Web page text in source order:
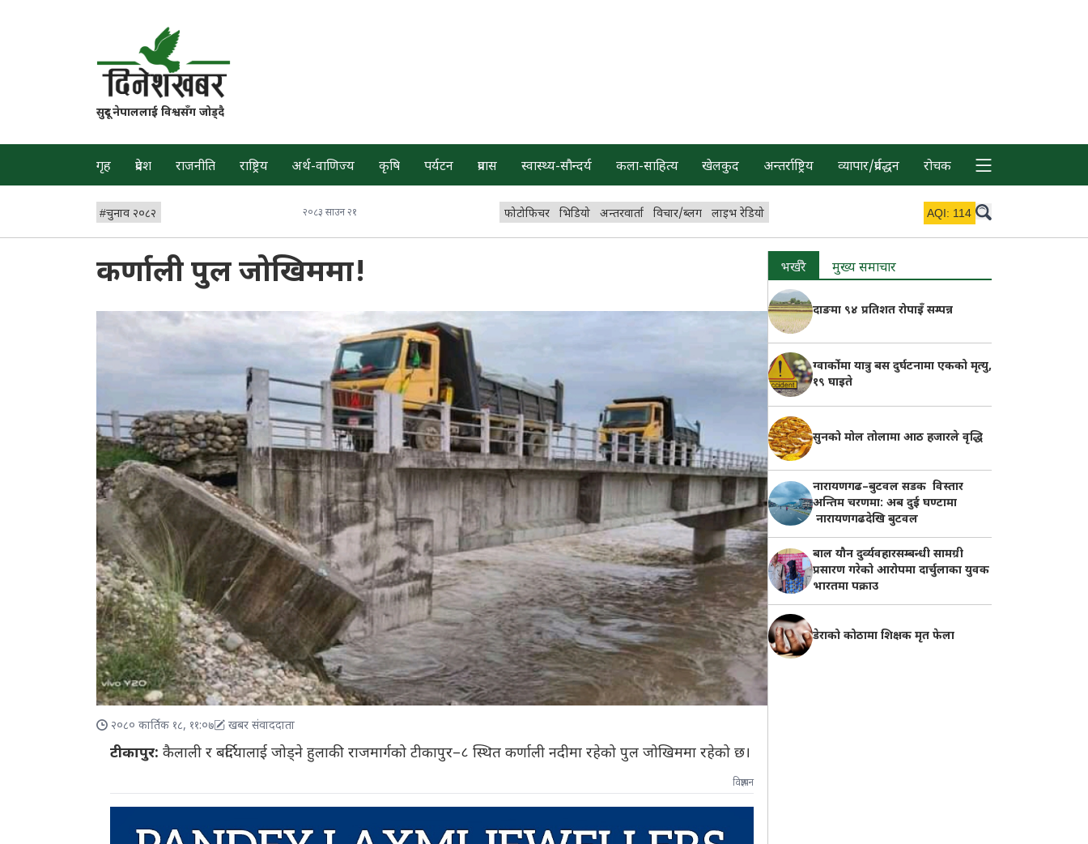
सुदूर नेपाललाई विश्वसँग जोड्दै
गृह प्रदेश राजनीति राष्ट्रिय अर्थ-वाणिज्य कृषि पर्यटन प्रवास स्वास्थ्य-सौन्दर्य कला-साहित्य खेलकुद अन्तर्राष्ट्रिय व्यापार/प्रर्वद्धन रोचक
#चुनाव २०८२ २०८३ साउन २१ फोटोफिचर भिडियो अन्तरवार्ता विचार/ब्लग लाइभ रेडियो AQI: 114
कर्णाली पुल जोखिममा!
२०८० कार्तिक १८, ११:०७ खबर संवाददाता
टीकापुर: कैलाली र बर्दियालाई जोड्ने हुलाकी राजमार्गको टीकापुर–८ स्थित कर्णाली नदीमा रहेको पुल जोखिममा रहेको छ।
विज्ञापन
भर्खरै मुख्य समाचार
दाङमा ९४ प्रतिशत रोपाइँ सम्पन्न
ग्वार्कोमा यात्रु बस दुर्घटनामा एकको मृत्यु,
१९ घाइते
सुनको मोल तोलामा आठ हजारले वृद्धि
नारायणगढ–बुटवल सडक विस्तार
अन्तिम चरणमा: अब दुई घण्टामा
नारायणगढदेखि बुटवल
बाल यौन दुर्व्यवहारसम्बन्धी सामग्री
प्रसारण गरेको आरोपमा दार्चुलाका युवक
भारतमा पक्राउ
डेराको कोठामा शिक्षक मृत फेला